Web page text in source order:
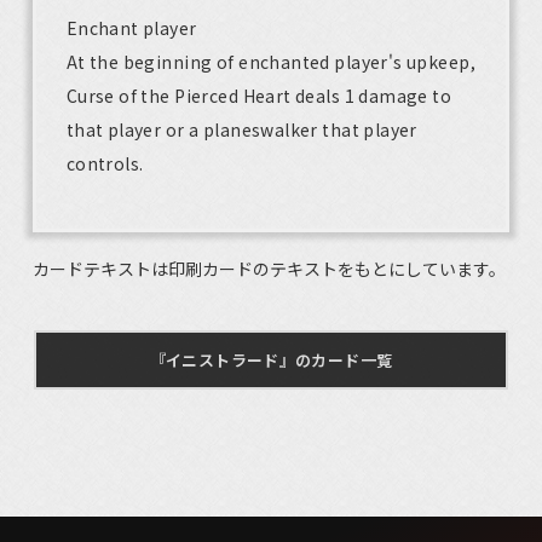
Enchant player
At the beginning of enchanted player's upkeep,
Curse of the Pierced Heart deals 1 damage to
that player or a planeswalker that player
controls.
カードテキストは印刷カードのテキストをもとにしています。
『イニストラード』のカード一覧